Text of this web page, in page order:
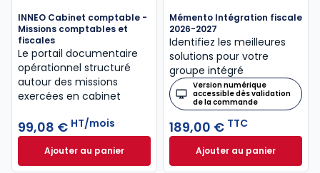
INNEO Cabinet comptable -
Missions comptables et
fiscales
Le portail documentaire
opérationnel structuré
autour des missions
exercées en cabinet
99,08 € HT/mois
Ajouter au panierINNEO Cabinet comptable - Missions comptables
Mémento Intégration fiscale
2026-2027
Identifiez les meilleures
solutions pour votre
groupe intégré
Version numérique
accessible dès validation
de la commande
189,00 € TTC
Ajouter au panier
Mémento